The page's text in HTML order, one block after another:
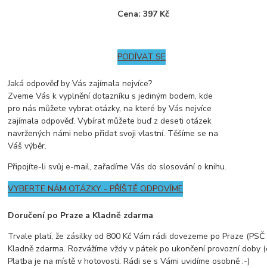
Cena: 397 Kč
PODÍVAT SE
Jaká odpověď by Vás zajímala nejvíce?
Zveme Vás k vyplnění dotazníku s jediným bodem, kde
pro nás můžete vybrat otázky, na které by Vás nejvíce
zajímala odpověď. Vybírat můžete buď z deseti otázek
navržených námi nebo přidat svoji vlastní. Těšíme se na
Váš výběr.
Připojíte-li svůj e-mail, zařadíme Vás do slosování o knihu.
VYBERTE NÁM OTÁZKY - PŘÍŠTĚ ODPOVÍME
Doručení po Praze a Kladně zdarma
Trvale platí, že zásilky od 800 Kč Vám rádi dovezeme po Praze
Kladně zdarma. Rozvážíme vždy v pátek po ukončení provozní doby
Platba je na místě v hotovosti. Rádi se s Vámi uvidíme osobně :-)